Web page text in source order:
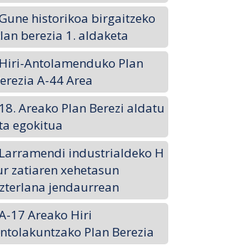
historikoa birgaitzeko
berezia 1. aldaketa
Hiri-Antolamenduko Plan
A-44 Area
18. Areako Plan Berezi aldatu
egokitua
Larramendi industrialdeko H
zatiaren xehetasun
jendaurrean
17 Areako Hiri
Plan Berezia